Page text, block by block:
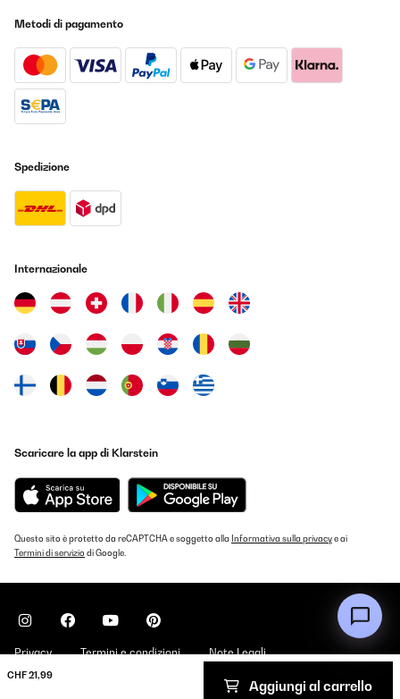
CHF 21,99
Aggiungi al carrello
Metodi di pagamento
Spedizione
Internazionale
Scaricare la app di Klarstein
Questo sito è protetto da reCAPTCHA e soggetto alla Informativa sulla privacye ai
Termini di serviziodi Google.
Privacy Termini e condizioni Note Legali
Copyright © 2026 Klarstein. All rights reserved